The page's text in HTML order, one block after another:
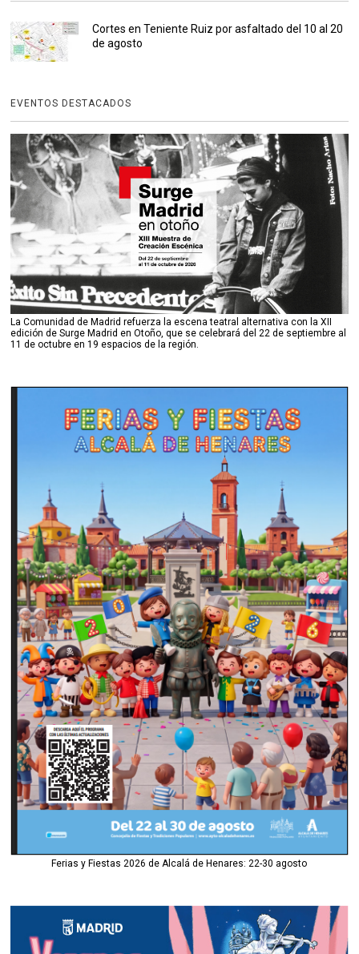
Cortes en Teniente Ruiz por asfaltado del 10 al 20
de agosto
EVENTOS DESTACADOS
La Comunidad de Madrid refuerza la escena teatral alternativa con la XII
edición de Surge Madrid en Otoño, que se celebrará del 22 de septiembre al
11 de octubre en 19 espacios de la región.
Ferias y Fiestas 2026 de Alcalá de Henares: 22-30 agosto